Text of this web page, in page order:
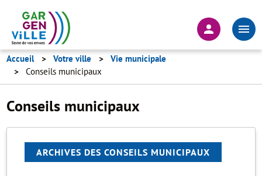
principal
En-
tête
Accueil Votre ville
Vie municipale
Conseils municipaux
Conseils municipaux
ARCHIVES DES CONSEILS MUNICIPAUX